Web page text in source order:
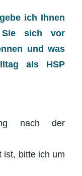
ich Ihnen
Sie sich vor
und was
als HSP
nach der
ist, bitte ich um